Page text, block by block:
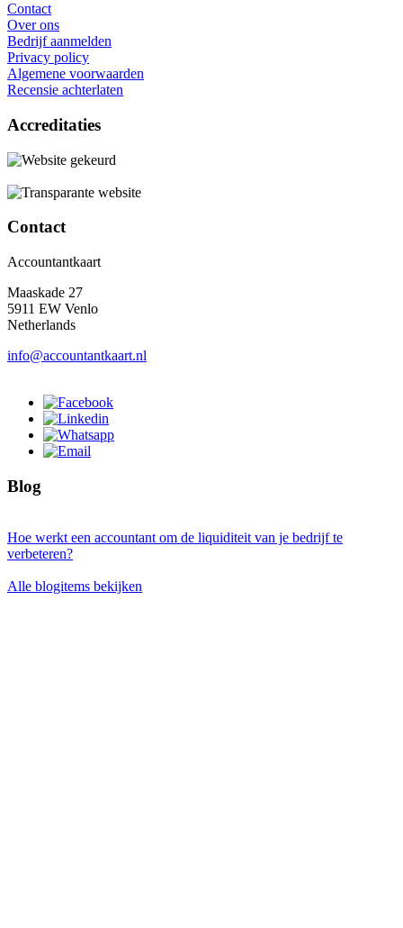
Contact
Over ons
Bedrijf aanmelden
Privacy policy
Algemene voorwaarden
Recensie achterlaten
Accreditaties
Contact
Accountantkaart
Maaskade 27
5911 EW Venlo
Netherlands
info@accountantkaart.nl
Blog
Hoe werkt een accountant om de liquiditeit van je bedrijf te
verbeteren?
Alle blogitems bekijken